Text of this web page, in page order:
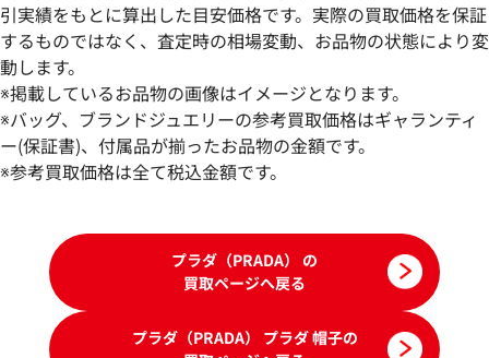
プラダ バケットハット ポリエステル
参考買取価格
30,000円
2026年6月3日時点
プラダ バケット
参考買取価格
29,000
引実績をもとに算出した目安価格です。実際の買取価格を保証
するものではなく、査定時の相場変動、お品物の状態により変
動します。
※掲載しているお品物の画像はイメージとなります。
※バッグ、ブランドジュエリーの参考買取価格はギャランティ
ー(保証書)、付属品が揃ったお品物の金額です。
※参考買取価格は全て税込金額です。
プラダ（PRADA） の
買取ページへ戻る
プラダ（PRADA） プラダ 帽子の